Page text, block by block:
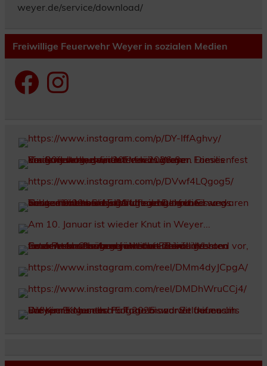
weyer.de/service/download/
Freiwillige Feuerwehr Weyer in sozialen Medien
FacebookInstagram